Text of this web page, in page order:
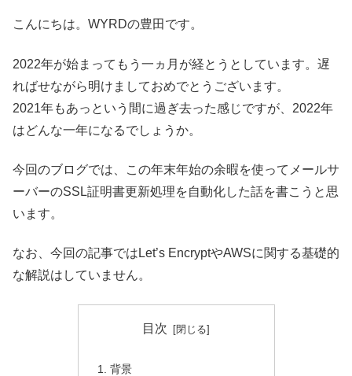
こんにちは。WYRDの豊田です。
2022年が始まってもう一ヵ月が経とうとしています。遅
ればせながら明けましておめでとうございます。
2021年もあっという間に過ぎ去った感じですが、2022年
はどんな一年になるでしょうか。
今回のブログでは、この年末年始の余暇を使ってメールサ
ーバーのSSL証明書更新処理を自動化した話を書こうと思
います。
なお、今回の記事ではLet’s EncryptやAWSに関する基礎的
な解説はしていません。
目次
背景